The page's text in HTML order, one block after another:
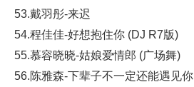
53.戴羽彤-来迟
54.程佳佳-好想抱住你 (DJ R7版)
55.慕容晓晓-姑娘爱情郎 (广场舞)
56.陈雅森-下辈子不一定还能遇见你